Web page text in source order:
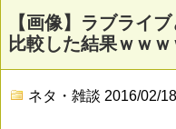
【画像】ラブライ
比較した結果ｗｗ
ネタ・雑談 2016/02/18